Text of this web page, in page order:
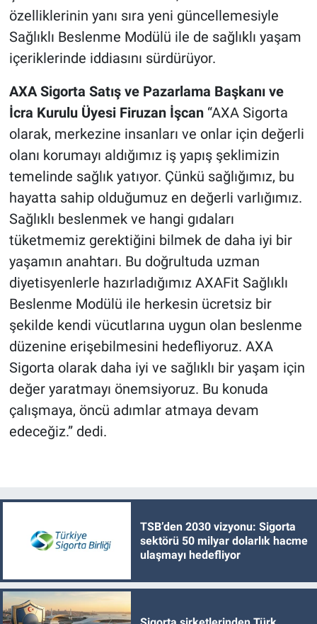
özelliklerinin yanı sıra yeni güncellemesiyle
Sağlıklı Beslenme Modülü ile de sağlıklı yaşam
içeriklerinde iddiasını sürdürüyor.
AXA Sigorta Satış ve Pazarlama Başkanı ve
İcra Kurulu Üyesi Firuzan İşcan “AXA Sigorta
olarak, merkezine insanları ve onlar için değerli
olanı korumayı aldığımız iş yapış şeklimizin
temelinde sağlık yatıyor. Çünkü sağlığımız, bu
hayatta sahip olduğumuz en değerli varlığımız.
Sağlıklı beslenmek ve hangi gıdaları
tüketmemiz gerektiğini bilmek de daha iyi bir
yaşamın anahtarı. Bu doğrultuda uzman
diyetisyenlerle hazırladığımız AXAFit Sağlıklı
Beslenme Modülü ile herkesin ücretsiz bir
şekilde kendi vücutlarına uygun olan beslenme
düzenine erişebilmesini hedefliyoruz. AXA
Sigorta olarak daha iyi ve sağlıklı bir yaşam için
değer yaratmayı önemsiyoruz. Bu konuda
çalışmaya, öncü adımlar atmaya devam
edeceğiz.” dedi.
TSB’den 2030 vizyonu: Sigorta
sektörü 50 milyar dolarlık hacme
ulaşmayı hedefliyor